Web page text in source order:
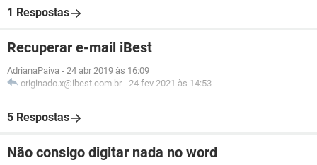
1 Respostas
Recuperar e-mail iBest
AdrianaPaiva - 24 abr 2019 às 16:09
originado.x@ibest.com.br - 24 fev 2021 às 14:53
5 Respostas
Não consigo digitar nada no word